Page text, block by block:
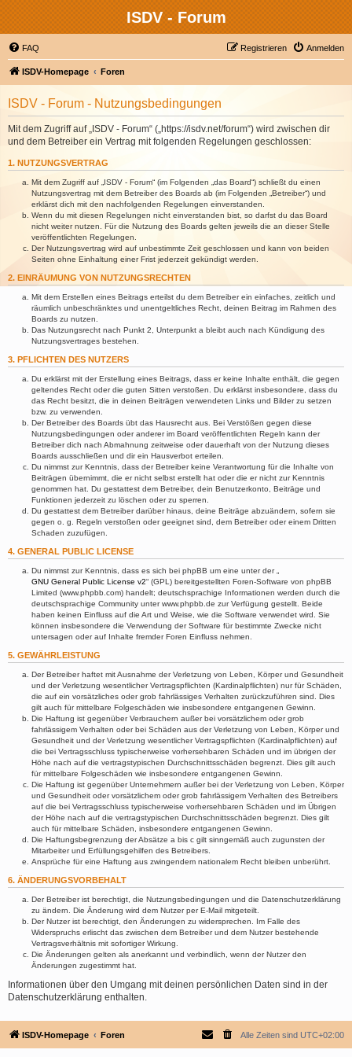
ISDV - Forum
FAQ Anmelden
Registrieren
ISDV-Homepage Foren
ISDV - Forum - Nutzungsbedingungen
Mit dem Zugriff auf „ISDV - Forum“ („https://isdv.net/forum“) wird zwischen dir
und dem Betreiber ein Vertrag mit folgenden Regelungen geschlossen:
1. NUTZUNGSVERTRAG
Mit dem Zugriff auf „ISDV - Forum“ (im Folgenden „das Board“) schließt du einen
Nutzungsvertrag mit dem Betreiber des Boards ab (im Folgenden „Betreiber“) und
erklärst dich mit den nachfolgenden Regelungen einverstanden.
Wenn du mit diesen Regelungen nicht einverstanden bist, so darfst du das Board
nicht weiter nutzen. Für die Nutzung des Boards gelten jeweils die an dieser Stelle
veröffentlichten Regelungen.
Der Nutzungsvertrag wird auf unbestimmte Zeit geschlossen und kann von beiden
Seiten ohne Einhaltung einer Frist jederzeit gekündigt werden.
2. EINRÄUMUNG VON NUTZUNGSRECHTEN
Mit dem Erstellen eines Beitrags erteilst du dem Betreiber ein einfaches, zeitlich und
räumlich unbeschränktes und unentgeltliches Recht, deinen Beitrag im Rahmen des
Boards zu nutzen.
Das Nutzungsrecht nach Punkt 2, Unterpunkt a bleibt auch nach Kündigung des
Nutzungsvertrages bestehen.
3. PFLICHTEN DES NUTZERS
Du erklärst mit der Erstellung eines Beitrags, dass er keine Inhalte enthält, die gegen
geltendes Recht oder die guten Sitten verstoßen. Du erklärst insbesondere, dass du
das Recht besitzt, die in deinen Beiträgen verwendeten Links und Bilder zu setzen
bzw. zu verwenden.
Der Betreiber des Boards übt das Hausrecht aus. Bei Verstößen gegen diese
Nutzungsbedingungen oder anderer im Board veröffentlichten Regeln kann der
Betreiber dich nach Abmahnung zeitweise oder dauerhaft von der Nutzung dieses
Boards ausschließen und dir ein Hausverbot erteilen.
Du nimmst zur Kenntnis, dass der Betreiber keine Verantwortung für die Inhalte von
Beiträgen übernimmt, die er nicht selbst erstellt hat oder die er nicht zur Kenntnis
genommen hat. Du gestattest dem Betreiber, dein Benutzerkonto, Beiträge und
Funktionen jederzeit zu löschen oder zu sperren.
Du gestattest dem Betreiber darüber hinaus, deine Beiträge abzuändern, sofern sie
gegen o. g. Regeln verstoßen oder geeignet sind, dem Betreiber oder einem Dritten
Schaden zuzufügen.
4. GENERAL PUBLIC LICENSE
Du nimmst zur Kenntnis, dass es sich bei phpBB um eine unter der „
GNU General Public License v2“ (GPL) bereitgestellten Foren-Software von phpBB
Limited (www.phpbb.com) handelt; deutschsprachige Informationen werden durch die
deutschsprachige Community unter www.phpbb.de zur Verfügung gestellt. Beide
haben keinen Einfluss auf die Art und Weise, wie die Software verwendet wird. Sie
können insbesondere die Verwendung der Software für bestimmte Zwecke nicht
untersagen oder auf Inhalte fremder Foren Einfluss nehmen.
5. GEWÄHRLEISTUNG
Der Betreiber haftet mit Ausnahme der Verletzung von Leben, Körper und Gesundheit
und der Verletzung wesentlicher Vertragspflichten (Kardinalpflichten) nur für Schäden,
die auf ein vorsätzliches oder grob fahrlässiges Verhalten zurückzuführen sind. Dies
gilt auch für mittelbare Folgeschäden wie insbesondere entgangenen Gewinn.
Die Haftung ist gegenüber Verbrauchern außer bei vorsätzlichem oder grob
fahrlässigem Verhalten oder bei Schäden aus der Verletzung von Leben, Körper und
Gesundheit und der Verletzung wesentlicher Vertragspflichten (Kardinalpflichten) auf
die bei Vertragsschluss typischerweise vorhersehbaren Schäden und im übrigen der
Höhe nach auf die vertragstypischen Durchschnittsschäden begrenzt. Dies gilt auch
für mittelbare Folgeschäden wie insbesondere entgangenen Gewinn.
Die Haftung ist gegenüber Unternehmern außer bei der Verletzung von Leben, Körper
und Gesundheit oder vorsätzlichem oder grob fahrlässigem Verhalten des Betreibers
auf die bei Vertragsschluss typischerweise vorhersehbaren Schäden und im Übrigen
der Höhe nach auf die vertragstypischen Durchschnittsschäden begrenzt. Dies gilt
auch für mittelbare Schäden, insbesondere entgangenen Gewinn.
Die Haftungsbegrenzung der Absätze a bis c gilt sinngemäß auch zugunsten der
Mitarbeiter und Erfüllungsgehilfen des Betreibers.
Ansprüche für eine Haftung aus zwingendem nationalem Recht bleiben unberührt.
6. ÄNDERUNGSVORBEHALT
Der Betreiber ist berechtigt, die Nutzungsbedingungen und die Datenschutzerklärung
zu ändern. Die Änderung wird dem Nutzer per E-Mail mitgeteilt.
Der Nutzer ist berechtigt, den Änderungen zu widersprechen. Im Falle des
Widerspruchs erlischt das zwischen dem Betreiber und dem Nutzer bestehende
Vertragsverhältnis mit sofortiger Wirkung.
Die Änderungen gelten als anerkannt und verbindlich, wenn der Nutzer den
Änderungen zugestimmt hat.
Informationen über den Umgang mit deinen persönlichen Daten sind in der
Datenschutzerklärung enthalten.
ISDV-Homepage Foren Alle Zeiten sind UTC+02:00